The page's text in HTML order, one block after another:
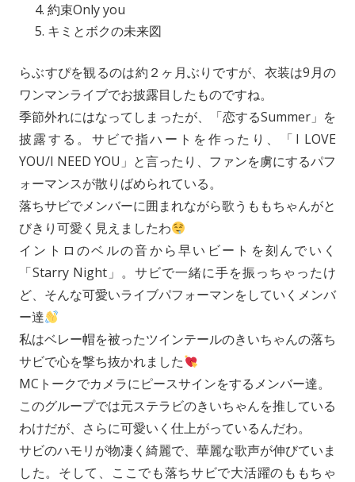
約束Only you
キミとボクの未来図
らぶすぴを観るのは約２ヶ月ぶりですが、衣装は9月の
ワンマンライブでお披露目したものですね。
季節外れにはなってしまったが、「恋するSummer」を
披露する。サビで指ハートを作ったり、「I LOVE
YOU/I NEED YOU」と言ったり、ファンを虜にするパフ
ォーマンスが散りばめられている。
落ちサビでメンバーに囲まれながら歌うももちゃんがと
びきり可愛く見えましたわ
イントロのベルの音から早いビートを刻んでいく
「Starry Night」。サビで一緒に手を振っちゃったけ
ど、そんな可愛いライブパフォーマンをしていくメンバ
ー達
私はベレー帽を被ったツインテールのきいちゃんの落ち
サビで心を撃ち抜かれました
MCトークでカメラにピースサインをするメンバー達。
このグループでは元ステラビのきいちゃんを推している
わけだが、さらに可愛いく仕上がっているんだわ。
サビのハモリが物凄く綺麗で、華麗な歌声が伸びていま
した。そして、ここでも落ちサビで大活躍のももちゃ